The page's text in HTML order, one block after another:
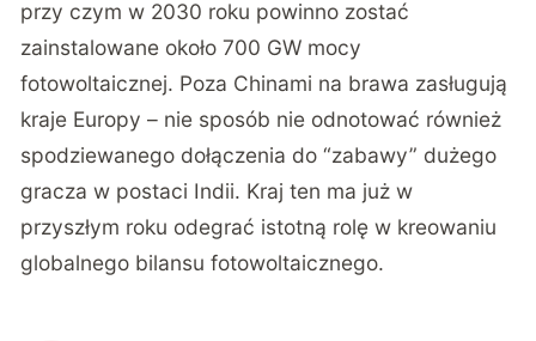
przy czym w 2030 roku powinno zostać
zainstalowane około 700 GW mocy
fotowoltaicznej. Poza Chinami na brawa zasługują
kraje Europy – nie sposób nie odnotować również
spodziewanego dołączenia do “zabawy” dużego
gracza w postaci Indii. Kraj ten ma już w
przyszłym roku odegrać istotną rolę w kreowaniu
globalnego bilansu fotowoltaicznego.